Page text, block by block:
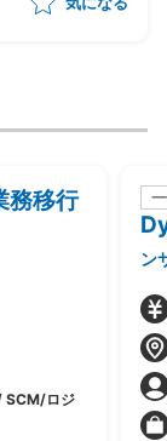
務移行
SCM/ロジ
ン